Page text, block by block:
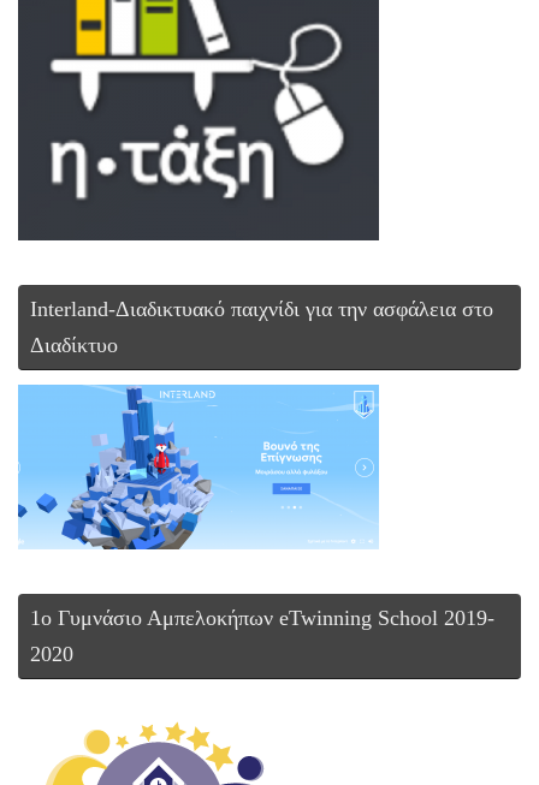
Interland-Διαδικτυακό παιχνίδι για την ασφάλεια στο
Διαδίκτυο
1ο Γυμνάσιο Αμπελοκήπων eTwinning School 2019-
2020